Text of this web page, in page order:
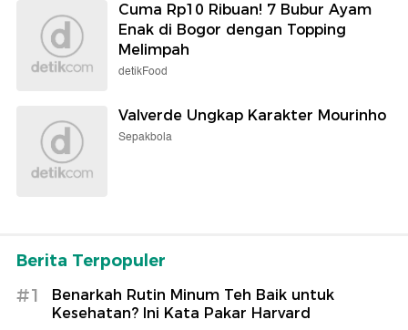
Cuma Rp10 Ribuan! 7 Bubur Ayam
Enak di Bogor dengan Topping
Melimpah
detikFood
Valverde Ungkap Karakter Mourinho
Sepakbola
Berita Terpopuler
#1
Benarkah Rutin Minum Teh Baik untuk
Kesehatan? Ini Kata Pakar Harvard